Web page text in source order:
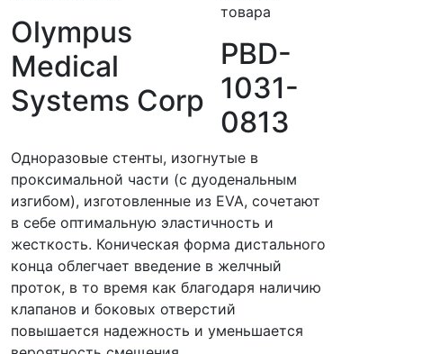
Olympus
Medical
Systems Corp
товара
PBD-
1031-
0813
Одноразовые стенты, изогнутые в
проксимальной части (с дуоденальным
изгибом), изготовленные из EVA, сочетают
в себе оптимальную эластичность и
жесткость. Коническая форма дистального
конца облегчает введение в желчный
проток, в то время как благодаря наличию
клапанов и боковых отверстий
повышается надежность и уменьшается